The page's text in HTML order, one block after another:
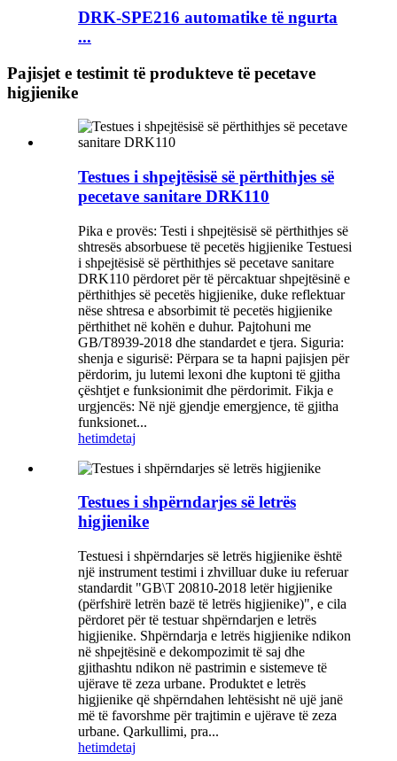
DRK-SPE216 automatike të ngurta
...
Pajisjet e testimit të produkteve të pecetave
higjienike
Testues i shpejtësisë së përthithjes së
pecetave sanitare DRK110
Pika e provës: Testi i shpejtësisë së përthithjes së
shtresës absorbuese të pecetës higjienike Testuesi
i shpejtësisë së përthithjes së pecetave sanitare
DRK110 përdoret për të përcaktuar shpejtësinë e
përthithjes së pecetës higjienike, duke reflektuar
nëse shtresa e absorbimit të pecetës higjienike
përthithet në kohën e duhur. Pajtohuni me
GB/T8939-2018 dhe standardet e tjera. Siguria:
shenja e sigurisë: Përpara se ta hapni pajisjen për
përdorim, ju lutemi lexoni dhe kuptoni të gjitha
çështjet e funksionimit dhe përdorimit. Fikja e
urgjencës: Në një gjendje emergjence, të gjitha
funksionet...
hetimdetaj
Testues i shpërndarjes së letrës
higjienike
Testuesi i shpërndarjes së letrës higjienike është
një instrument testimi i zhvilluar duke iu referuar
standardit "GB\T 20810-2018 letër higjienike
(përfshirë letrën bazë të letrës higjienike)", e cila
përdoret për të testuar shpërndarjen e letrës
higjienike. Shpërndarja e letrës higjienike ndikon
në shpejtësinë e dekompozimit të saj dhe
gjithashtu ndikon në pastrimin e sistemeve të
ujërave të zeza urbane. Produktet e letrës
higjienike që shpërndahen lehtësisht në ujë janë
më të favorshme për trajtimin e ujërave të zeza
urbane. Qarkullimi, pra...
hetimdetaj